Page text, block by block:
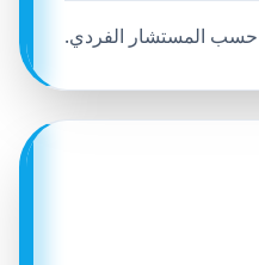
المستشار الفردي.